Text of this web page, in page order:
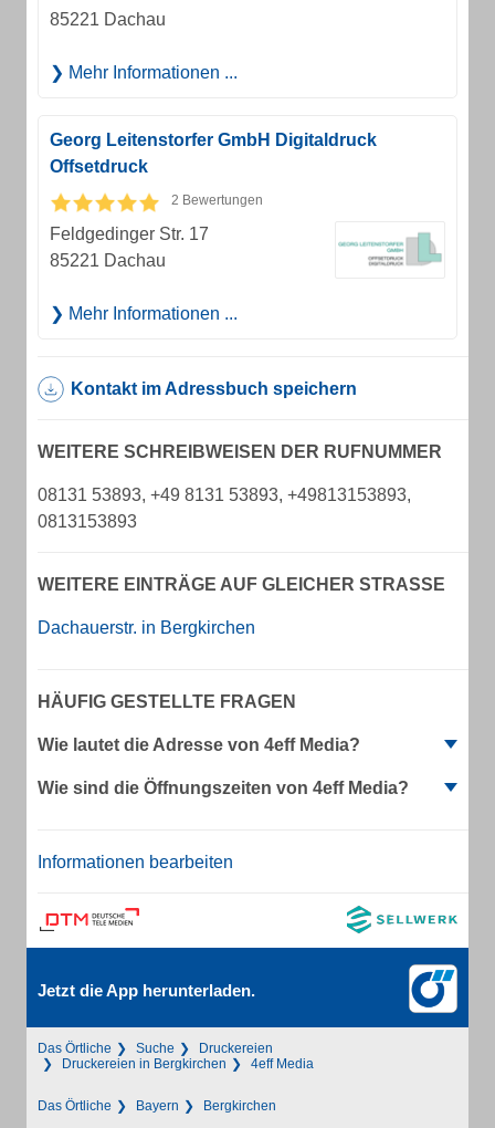
85221 Dachau
Mehr Informationen ...
Georg Leitenstorfer GmbH Digitaldruck
Offsetdruck
2 Bewertungen
Feldgedinger Str. 17
85221 Dachau
Mehr Informationen ...
Kontakt im Adressbuch speichern
WEITERE SCHREIBWEISEN DER RUFNUMMER
08131 53893, +49 8131 53893, +49813153893,
0813153893
WEITERE EINTRÄGE AUF GLEICHER STRASSE
Dachauerstr. in Bergkirchen
HÄUFIG GESTELLTE FRAGEN
Wie lautet die Adresse von 4eff Media?
Wie sind die Öffnungszeiten von 4eff Media?
Informationen bearbeiten
Jetzt die App herunterladen.
Das Örtliche Suche
Druckereien
Druckereien in Bergkirchen
4eff Media
Das Örtliche Bayern Bergkirchen